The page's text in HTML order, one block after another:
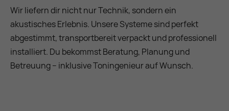
Wir liefern dir nicht nur Technik, sondern ein
akustisches Erlebnis. Unsere Systeme sind perfekt
abgestimmt, transportbereit verpackt und professionell
installiert. Du bekommst Beratung, Planung und
Betreuung – inklusive Toningenieur auf Wunsch.